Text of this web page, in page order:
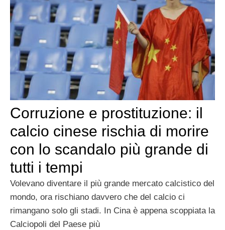
Corruzione e prostituzione: il
calcio cinese rischia di morire
con lo scandalo più grande di
tutti i tempi
Volevano diventare il più grande mercato calcistico del
mondo, ora rischiano davvero che del calcio ci
rimangano solo gli stadi. In Cina è appena scoppiata la
Calciopoli del Paese più